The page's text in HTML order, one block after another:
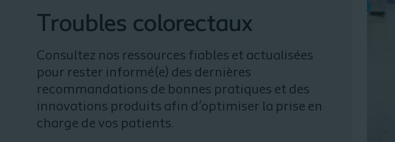
Troubles colorectaux
Consultez nos ressources fiables et actualisées
pour rester informé(e) des dernières
recommandations de bonnes pratiques et des
innovations produits afin d’optimiser la prise en
charge de vos patients.